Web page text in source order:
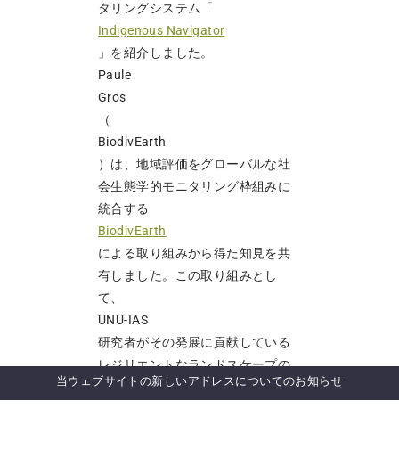
タリングシステム「
Indigenous Navigator
」を紹介しました。
Paule
Gros
（
BiodivEarth
）は、地域評価をグローバルな社
会生態学的モニタリング枠組みに
統合する
BiodivEarth
による取り組みから得た知見を共
有しました。この取り組みとし
て、
UNU-IAS
研究者がその発展に貢献している
レジリエントなランドスケープの
管理者による実践コミュニティの
当ウェブサイトの新しいアドレスについてのお知らせ